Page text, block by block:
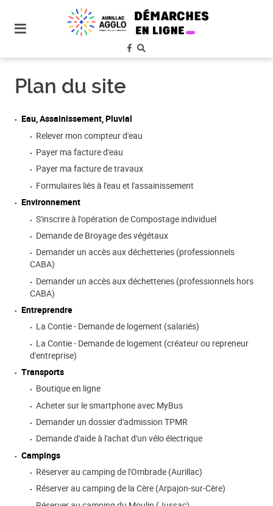
site
menu
contenu
Plan du site
Eau, Assainissement, Pluvial
Relever mon compteur d'eau
Payer ma facture d'eau
Payer ma facture de travaux
Formulaires liés à l'eau et l'assainissement
Environnement
S'inscrire à l'opération de Compostage individuel
Demande de Broyage des végétaux
Demander un accès aux déchetteries (professionnels
CABA)
Demander un accès aux déchetteries (professionnels hors
CABA)
Entreprendre
La Contie - Demande de logement (salariés)
La Contie - Demande de logement (créateur ou repreneur
d'entreprise)
Transports
Boutique en ligne
Acheter sur le smartphone avec MyBus
Demander un dossier d'admission TPMR
Demande d'aide à l'achat d'un vélo électrique
Campings
Réserver au camping de l'Ombrade (Aurillac)
Réserver au camping de la Cère (Arpajon-sur-Cère)